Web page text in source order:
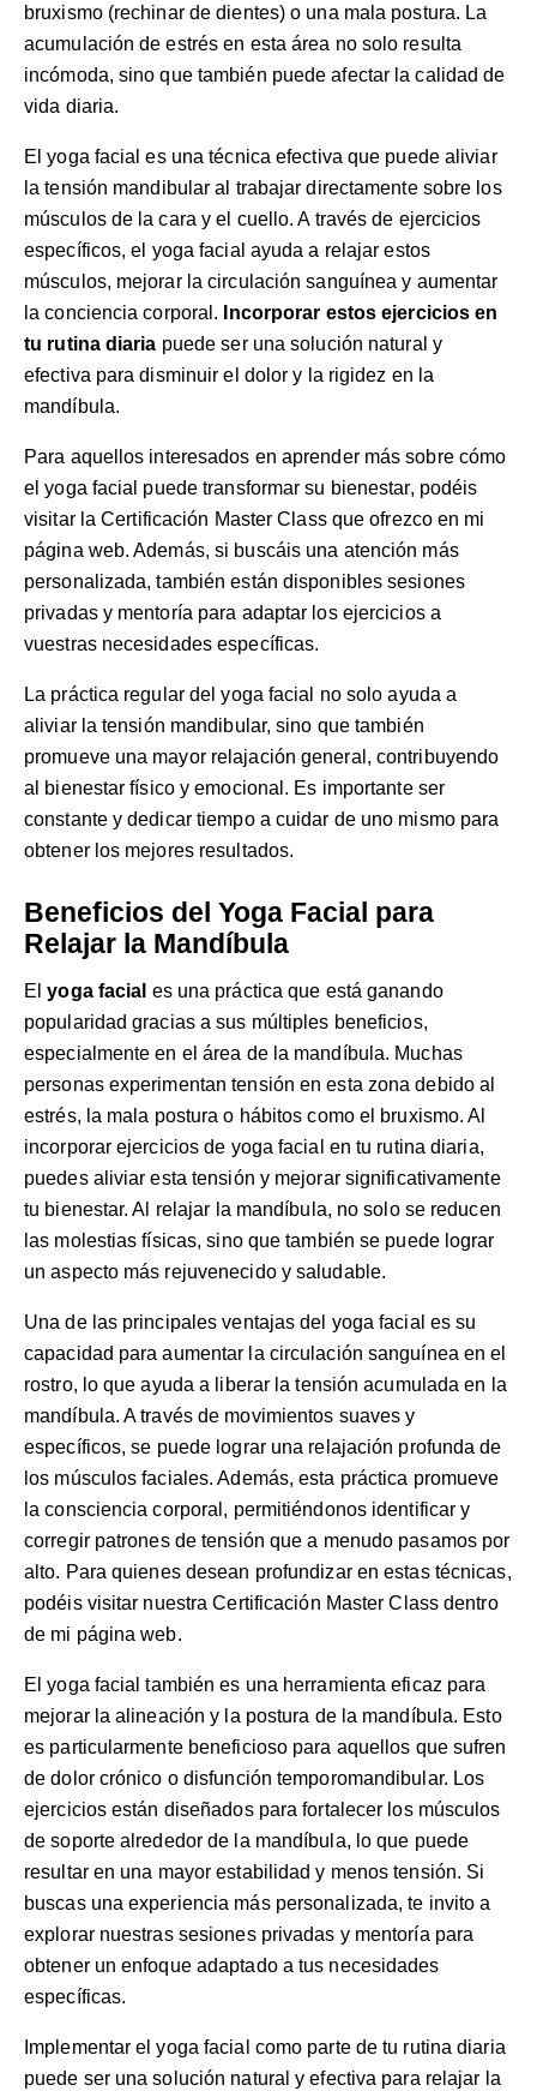
bruxismo (rechinar de dientes) o una mala postura. La
acumulación de estrés en esta área no solo resulta
incómoda, sino que también puede afectar la calidad de
vida diaria.
El yoga facial es una técnica efectiva que puede aliviar
la tensión mandibular al trabajar directamente sobre los
músculos de la cara y el cuello. A través de ejercicios
específicos, el yoga facial ayuda a relajar estos
músculos, mejorar la circulación sanguínea y aumentar
la conciencia corporal.
Incorporar estos ejercicios en
tu rutina diaria puede ser una solución natural y
efectiva para disminuir el dolor y la rigidez en la
mandíbula.
Para aquellos interesados en aprender más sobre cómo
el yoga facial puede transformar su bienestar, podéis
visitar laCertificación Master Classque ofrezco en mi
página web. Además, si buscáis una atención más
personalizada, también están disponiblessesiones
privadas y mentoría para adaptar los ejercicios a
vuestras necesidades específicas.
La práctica regular del yoga facial no solo ayuda a
aliviar la tensión mandibular, sino que también
promueve una mayor relajación general, contribuyendo
al bienestar físico y emocional. Es importante ser
constante y dedicar tiempo a cuidar de uno mismo para
obtener los mejores resultados.
Beneficios del Yoga Facial para
Relajar la Mandíbula
Elyoga facial es una práctica que está ganando
popularidad gracias a sus múltiples beneficios,
especialmente en el área de la mandíbula. Muchas
personas experimentan tensión en esta zona debido al
estrés, la mala postura o hábitos como el bruxismo. Al
incorporar ejercicios de yoga facial en tu rutina diaria,
puedes aliviar esta tensión y mejorar significativamente
tu bienestar. Al relajar la mandíbula, no solo se reducen
las molestias físicas, sino que también se puede lograr
un aspecto más rejuvenecido y saludable.
Una de las principales ventajas del yoga facial es su
capacidad para aumentar la circulación sanguínea en el
rostro, lo que ayuda a liberar la tensión acumulada en la
mandíbula. A través de movimientos suaves y
específicos, se puede lograr una relajación profunda de
los músculos faciales. Además, esta práctica promueve
la consciencia corporal, permitiéndonos identificar y
corregir patrones de tensión que a menudo pasamos por
alto. Para quienes desean profundizar en estas técnicas,
podéis visitar nuestraCertificación Master Classdentro
de mi página web.
El yoga facial también es una herramienta eficaz para
mejorar la alineación y la postura de la mandíbula. Esto
es particularmente beneficioso para aquellos que sufren
de dolor crónico o disfunción temporomandibular. Los
ejercicios están diseñados para fortalecer los músculos
de soporte alrededor de la mandíbula, lo que puede
resultar en una mayor estabilidad y menos tensión. Si
buscas una experiencia más personalizada, te invito a
explorar nuestras sesiones privadas y mentoría para
obtener un enfoque adaptado a tus necesidades
específicas.
Implementar el yoga facial como parte de tu rutina diaria
puede ser una solución natural y efectiva para relajar la